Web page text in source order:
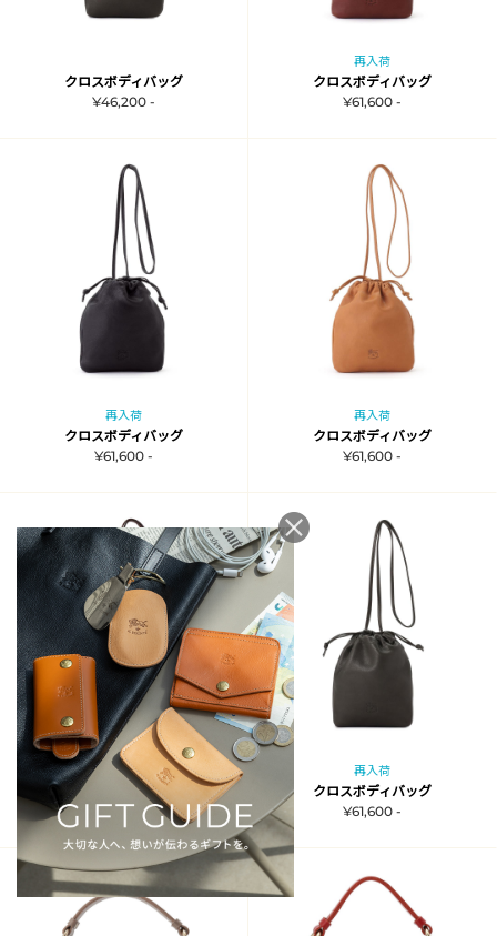
クロスボディバッグ
¥46,200 -
再入荷
クロスボディバッグ
¥61,600 -
再入荷
クロスボディバッグ
¥61,600 -
再入荷
クロスボディバッグ
¥61,600 -
再入荷
クロスボディバッグ
¥61,600 -
再入荷
クロスボディバッグ
¥61,600 -